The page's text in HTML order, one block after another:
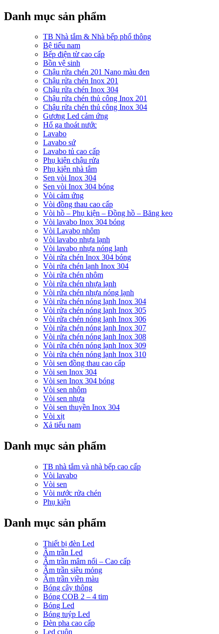
Danh mục sản phẩm
TB Nhà tắm & Nhà bếp phổ thông
Bệ tiểu nam
Bếp điện từ cao cấp
Bồn vệ sinh
Chậu rửa chén 201 Nano màu đen
Chậu rửa chén Inox 201
Chậu rửa chén Inox 304
Chậu rửa chén thủ công Inox 201
Chậu rửa chén thủ công Inox 304
Gương Led cảm ứng
Hố ga thoát nước
Lavabo
Lavabo sứ
Lavabo tủ cao cấp
Phụ kiện chậu rửa
Phụ kiện nhà tắm
Sen vòi Inox 304
Sen vòi Inox 304 bóng
Vòi cảm ứng
Vòi đồng thau cao cấp
Vòi hồ – Phụ kiện – Đồng hồ – Băng keo
Vòi lavabo Inox 304 bóng
Vòi Lavabo nhôm
Vòi lavabo nhựa lạnh
Vòi lavabo nhựa nóng lạnh
Vòi rửa chén Inox 304 bóng
Vòi rửa chén lạnh Inox 304
Vòi rửa chén nhôm
Vòi rửa chén nhựa lạnh
Vòi rửa chén nhựa nóng lạnh
Vòi rửa chén nóng lạnh Inox 304
Vòi rửa chén nóng lạnh Inox 305
Vòi rửa chén nóng lạnh Inox 306
Vòi rửa chén nóng lạnh Inox 307
Vòi rửa chén nóng lạnh Inox 308
Vòi rửa chén nóng lạnh Inox 309
Vòi rửa chén nóng lạnh Inox 310
Vòi sen đồng thau cao cấp
Vòi sen Inox 304
Vòi sen Inox 304 bóng
Vòi sen nhôm
Vòi sen nhựa
Vòi sen thuyền Inox 304
Vòi xịt
Xả tiểu nam
Danh mục sản phẩm
TB nhà tắm và nhà bếp cao cấp
Vòi lavabo
Vòi sen
Vòi nước rửa chén
Phụ kiện
Danh mục sản phẩm
Thiết bị đèn Led
Âm trần Led
Âm trần mâm nổi – Cao cấp
Âm trần siêu mỏng
Âm trần viền màu
Bóng cây thông
Bóng COB 2 – 4 tim
Bóng Led
Bóng tuýp Led
Đèn pha cao cấp
Led cuộn